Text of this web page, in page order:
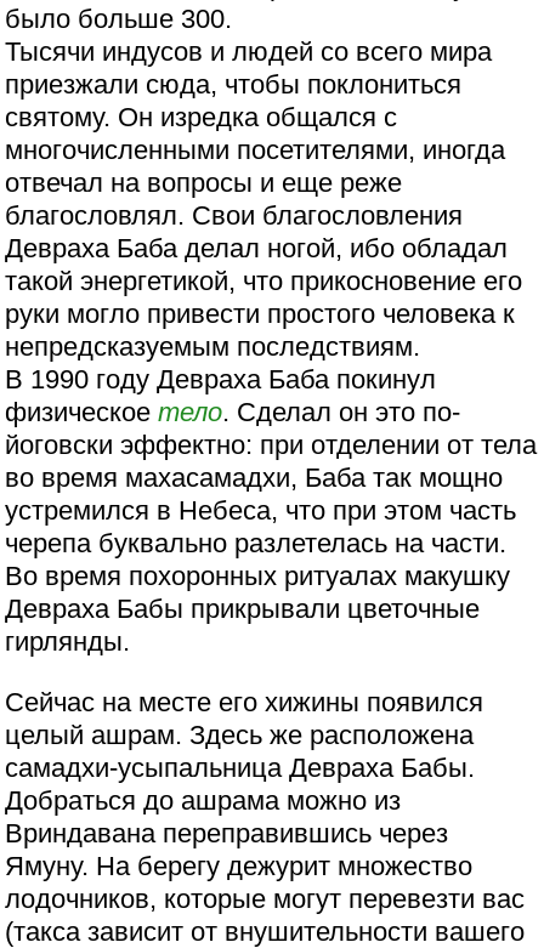
было больше 300.
Тысячи индусов и людей со всего мира
приезжали сюда, чтобы поклониться
святому. Он изредка общался с
многочисленными посетителями, иногда
отвечал на вопросы и еще реже
благословлял. Свои благословления
Девраха Баба делал ногой, ибо обладал
такой энергетикой, что прикосновение его
руки могло привести простого человека к
непредсказуемым последствиям.
В 1990 году Девраха Баба покинул
физическоетело. Сделал он это по-
йоговски эффектно: при отделении от тела
во время махасамадхи, Баба так мощно
устремился в Небеса, что при этом часть
черепа буквально разлетелась на части.
Во время похоронных ритуалах макушку
Девраха Бабы прикрывали цветочные
гирлянды.
Сейчас на месте его хижины появился
целый ашрам. Здесь же расположена
самадхи-усыпальница Девраха Бабы.
Добраться до ашрама можно из
Вриндавана переправившись через
Ямуну. На берегу дежурит множество
лодочников, которые могут перевезти вас
(такса зависит от внушительности вашего